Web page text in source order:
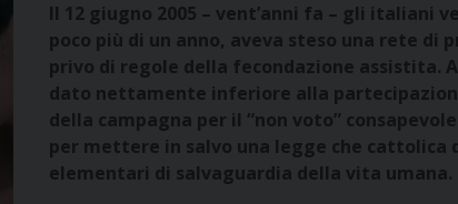
Il 12 giugno 2005 – vent’anni fa – gli italiani
poco più di un anno, aveva steso una rete
privo di regole della fecondazione assistita.
dato nettamente inferiore alla
della campagna per il “non voto”
per mettere in salvo una legge che cattolica
elementari di salvaguardia della vita umana.